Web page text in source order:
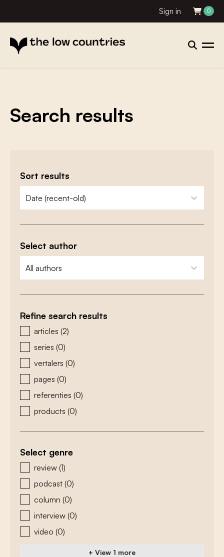
Sign in 0
Search results
Sort results
zoeken - sorteer
sort content
Select author
zoeken - auteurs
select content
Refine search results
zoeken - type
articles (2)
series (0)
vertalers (0)
pages (0)
referenties (0)
products (0)
Select genre
zoeken - genre
review (1)
podcast (0)
column (0)
interview (0)
video (0)
+ View 1 more